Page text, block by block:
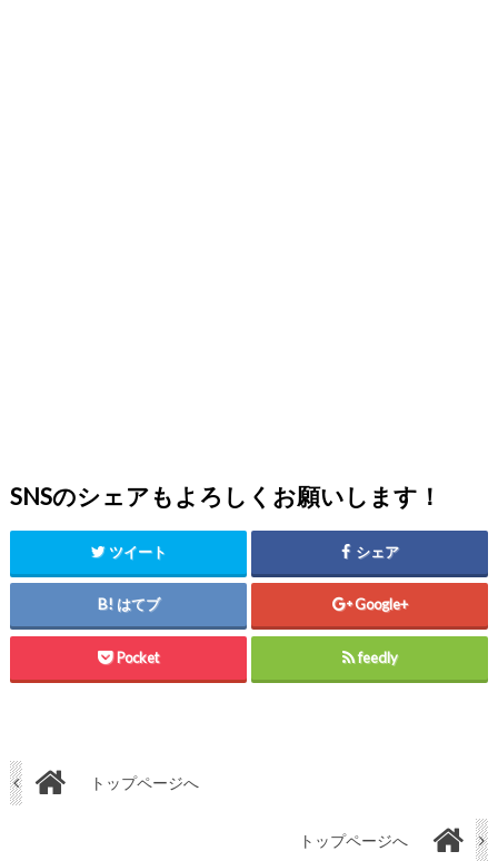
SNSのシェアもよろしくお願いします！
ツイート シェア
はてブ Google+
Pocket feedly
トップページへ
トップページへ